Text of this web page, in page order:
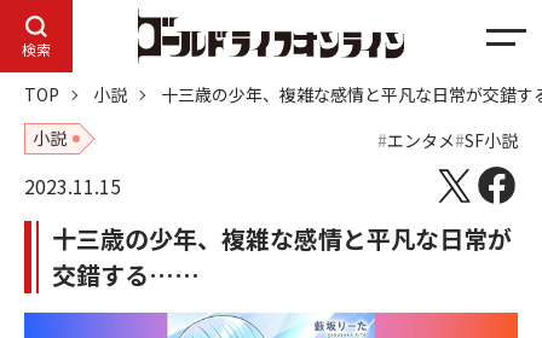
検索
メ
ニ
ュ
ー
TOP 小説
十三歳の少年、複雑な感情と平凡な日常が交錯
小説
エンタメ SF小説
2023.11.15
十三歳の少年、複雑な感情と平凡な日常が
交錯する……